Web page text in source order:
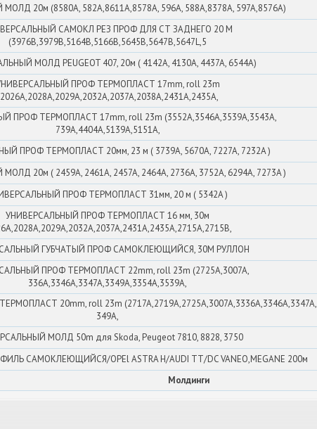
20м (8580A, 582A,8611A,8578A, 596A, 588A,8378A, 597A,8576A)
САМОКЛ РЕЗ ПРОФ ДЛЯ СТ ЗАДНЕГО 20 М
(3976B,3979B,5164B,5166B,5645B,5647B,5647L,5
МОЛД PEUGEOT 407, 20м ( 4142A, 4130A, 4437A, 6544A)
ПРОФ ТЕРМОПЛАСТ 17mm, roll 23m
ПРОФ ТЕРМОПЛАСТ 17mm, roll 23m (3552A,3546A,3539A,3543A,
739A,4404A,5139A,5151A,
ПРОФ ТЕРМОПЛАСТ 20мм, 23 м ( 3739A, 5670A, 7227A, 7232A )
20м ( 2459A, 2461A, 2457A, 2464A, 2736A, 3752A, 6294A, 7273A )
ПРОФ ТЕРМОПЛАСТ 31мм, 20 м ( 5342A )
УНИВЕРСАЛЬНЫЙ ПРОФ ТЕРМОПЛАСТ 16 мм, 30м
ГУБЧАТЫЙ ПРОФ САМОКЛЕЮЩИЙСЯ, 30М РУЛЛОН
ПРОФ ТЕРМОПЛАСТ 22mm, roll 23m (2725A,3007A,
336A,3346A,3347A,3349A,3354A,3539A,
20mm, roll 23m (2717A,2719A,2725A,3007A,3336A,3346A,3347A,
349A,
МОЛД 50m для Skoda, Peugeot 7810, 8828, 3750
САМОКЛЕЮЩИЙСЯ/OPEl ASTRA H/AUDI TT/DC VANEO,MEGANE 200м
Молдинги